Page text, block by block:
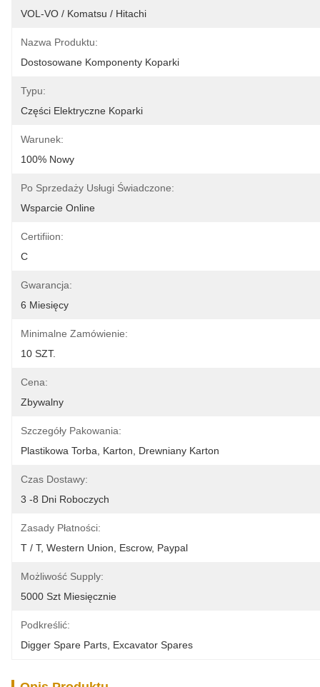
VOL-VO / Komatsu / Hitachi
Nazwa Produktu:
Dostosowane Komponenty Koparki
Typu:
Części Elektryczne Koparki
Warunek:
100% Nowy
Po Sprzedaży Usługi Świadczone:
Wsparcie Online
Certifiion:
C
Gwarancja:
6 Miesięcy
Minimalne Zamówienie:
10 SZT.
Cena:
Zbywalny
Szczegóły Pakowania:
Plastikowa Torba, Karton, Drewniany Karton
Czas Dostawy:
3 -8 Dni Roboczych
Zasady Płatności:
T / T, Western Union, Escrow, Paypal
Możliwość Supply:
5000 Szt Miesięcznie
Podkreślić:
Digger Spare Parts Excavator Spares